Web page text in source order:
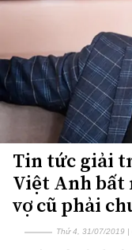
Tin tức giải
Việt Anh bất
vợ cũ phải
Thứ 4, 31/07/2019 |